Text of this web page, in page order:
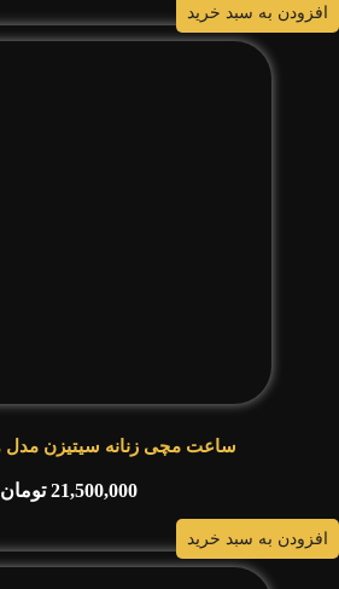
افزودن به سبد خرید
ساعت مچی زنانه سیتیزن مدل EL3040-55L
21,500,000 تومان
افزودن به سبد خرید